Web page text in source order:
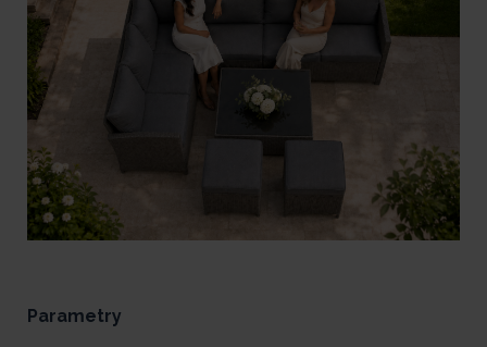
Parametry